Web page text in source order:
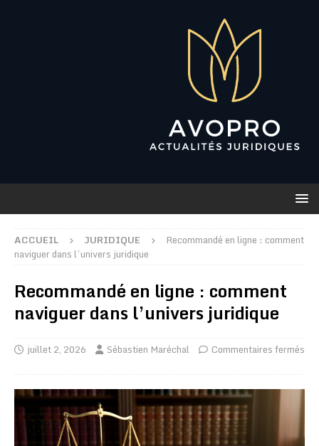
ACCUEIL JURIDIQUE
Recommandé en ligne : comment
naviguer dans l’univers juridique
Recommandé en ligne : comment
naviguer dans l’univers juridique
juillet 2, 2026 Sébastien Maréchal Commentaires fermés